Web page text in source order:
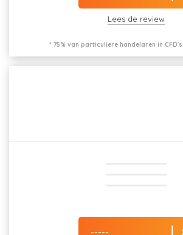
Lees de review
* 75% van particuliere handelaren in
-----